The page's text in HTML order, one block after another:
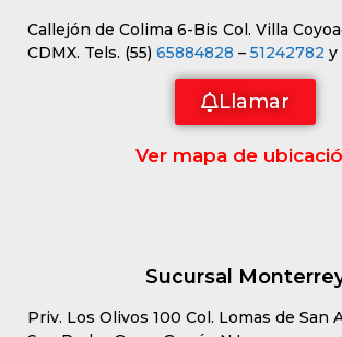
Callejón de Colima 6-Bis Col. Villa
CDMX. Tels. (55) 65884828 – 51242782 y
Llamar
Ver mapa de
Sucursal
Priv. Los Olivos 100 Col. Lomas de San